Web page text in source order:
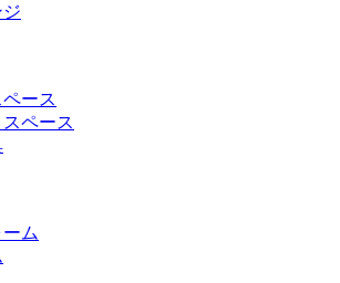
ース
ペース
ム